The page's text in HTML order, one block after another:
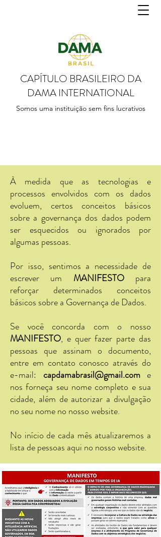
CAPÍTULO BRASILEIRO DA
DAMA INTERNATIONAL
Somos uma instituição sem fins lucrativos
À medida que as tecnologias e
processos envolvidos com os dados
evoluem, certos conceitos básicos
sobre a governança dos dados podem
ser esquecidos ou ignorados por
algumas pessoas.
Por isso, sentimos a necessidade de
escrever um MANIFESTOpara
reforçar determinados conceitos
básicos sobre a Governança de Dados.
Se você concorda com o nosso
MANIFESTO, e quer fazer parte das
pessoas que assinam o documento,
entre em contato conosco através do
e-mail: capdamabrasil@gmail.come
nos forneça seu nome completo e sua
cidade, além de autorizar a divulgação
no seu nome no nosso website.
No início de cada mês atualizaremos a
lista de pessoas aqui no nosso website.